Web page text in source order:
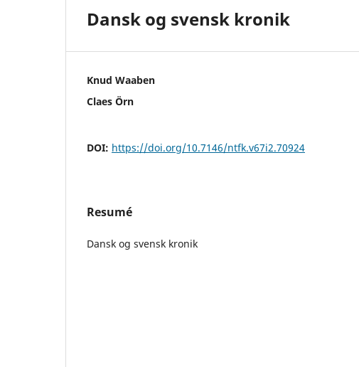
Dansk og svensk kronik
Knud Waaben
Claes Örn
DOI: https://doi.org/10.7146/ntfk.v67i2.70924
Resumé
Dansk og svensk kronik